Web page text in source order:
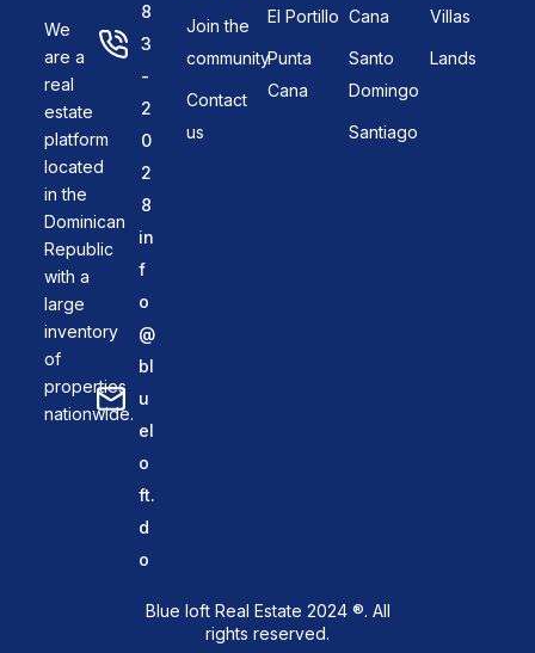
We
are a
real
estate
platform
located
in the
Dominican
Republic
with a
large
inventory
of
properties
nationwide.
8
3
-
2
0
2
8
in
f
o
@
bl
u
el
o
ft.
d
o
Join the
community
Contact
us
El Portillo
Punta
Cana
Cana
Santo
Domingo
Santiago
Villas
Lands
Blue loft Real Estate 2024 ®. All
rights reserved.